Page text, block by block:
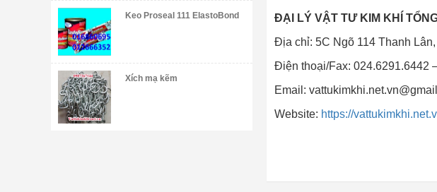
ĐẠI LÝ VẬT TƯ KIM KHÍ
Địa chỉ: 5C Ngõ 114 Thanh
Điện thoại/Fax: 024.6291.6442
Email:
Website: https://
Keo Proseal 111 ElastoBond
Xích mạ kẽm